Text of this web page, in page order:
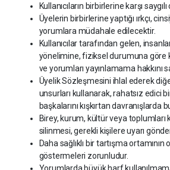
Kullanıcıların birbirlerine karşı
Üyelerin birbirlerine yaptığı ırkçı,
yorumlara müdahale edilecektir.
Kullanıcılar tarafından gelen,
yönelimine, fiziksel durumuna göre
ve yorumları yayınlamama hakkını
Üyelik Sözleşmesini ihlal ederek
unsurları kullanarak, rahatsız edici
başkalarını kışkırtan davranışlarda
Birey, kurum, kültür veya
silinmesi, gerekli kişilere uyarı
Daha sağlıklı bir tartışma
göstermeleri zorunludur.
Yorumlarda büyük harf